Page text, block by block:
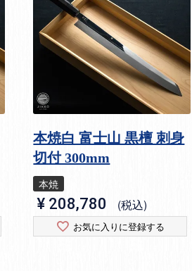
本焼白 富士山 黒檀 刺身
切付 300mm
本焼
¥ 208,780 税込
お気に入りに登録する